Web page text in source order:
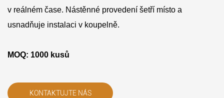
v reálném čase. Nástěnné provedení šetří místo a
usnadňuje instalaci v koupelně.
MOQ: 1000 kusů
KONTAKTUJTE NÁS